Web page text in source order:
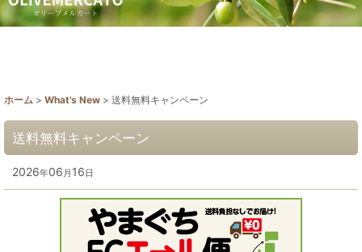
ホーム > What's New > 送料無料キャンペーン
送料無料キャンペーン
2026年06 月 16日